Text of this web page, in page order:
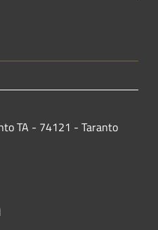
TA - 74121 - Taranto